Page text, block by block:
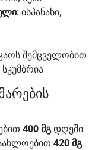
: ისპანახი,
შემცველობით
400 მგდღეში
420 მგ